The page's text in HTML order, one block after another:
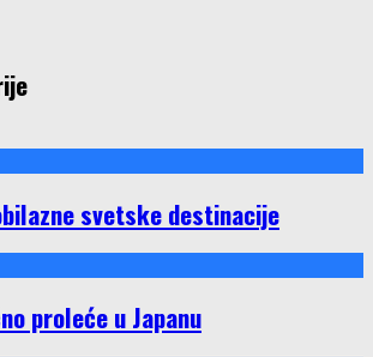
svetske destinacije
proleće u Japanu